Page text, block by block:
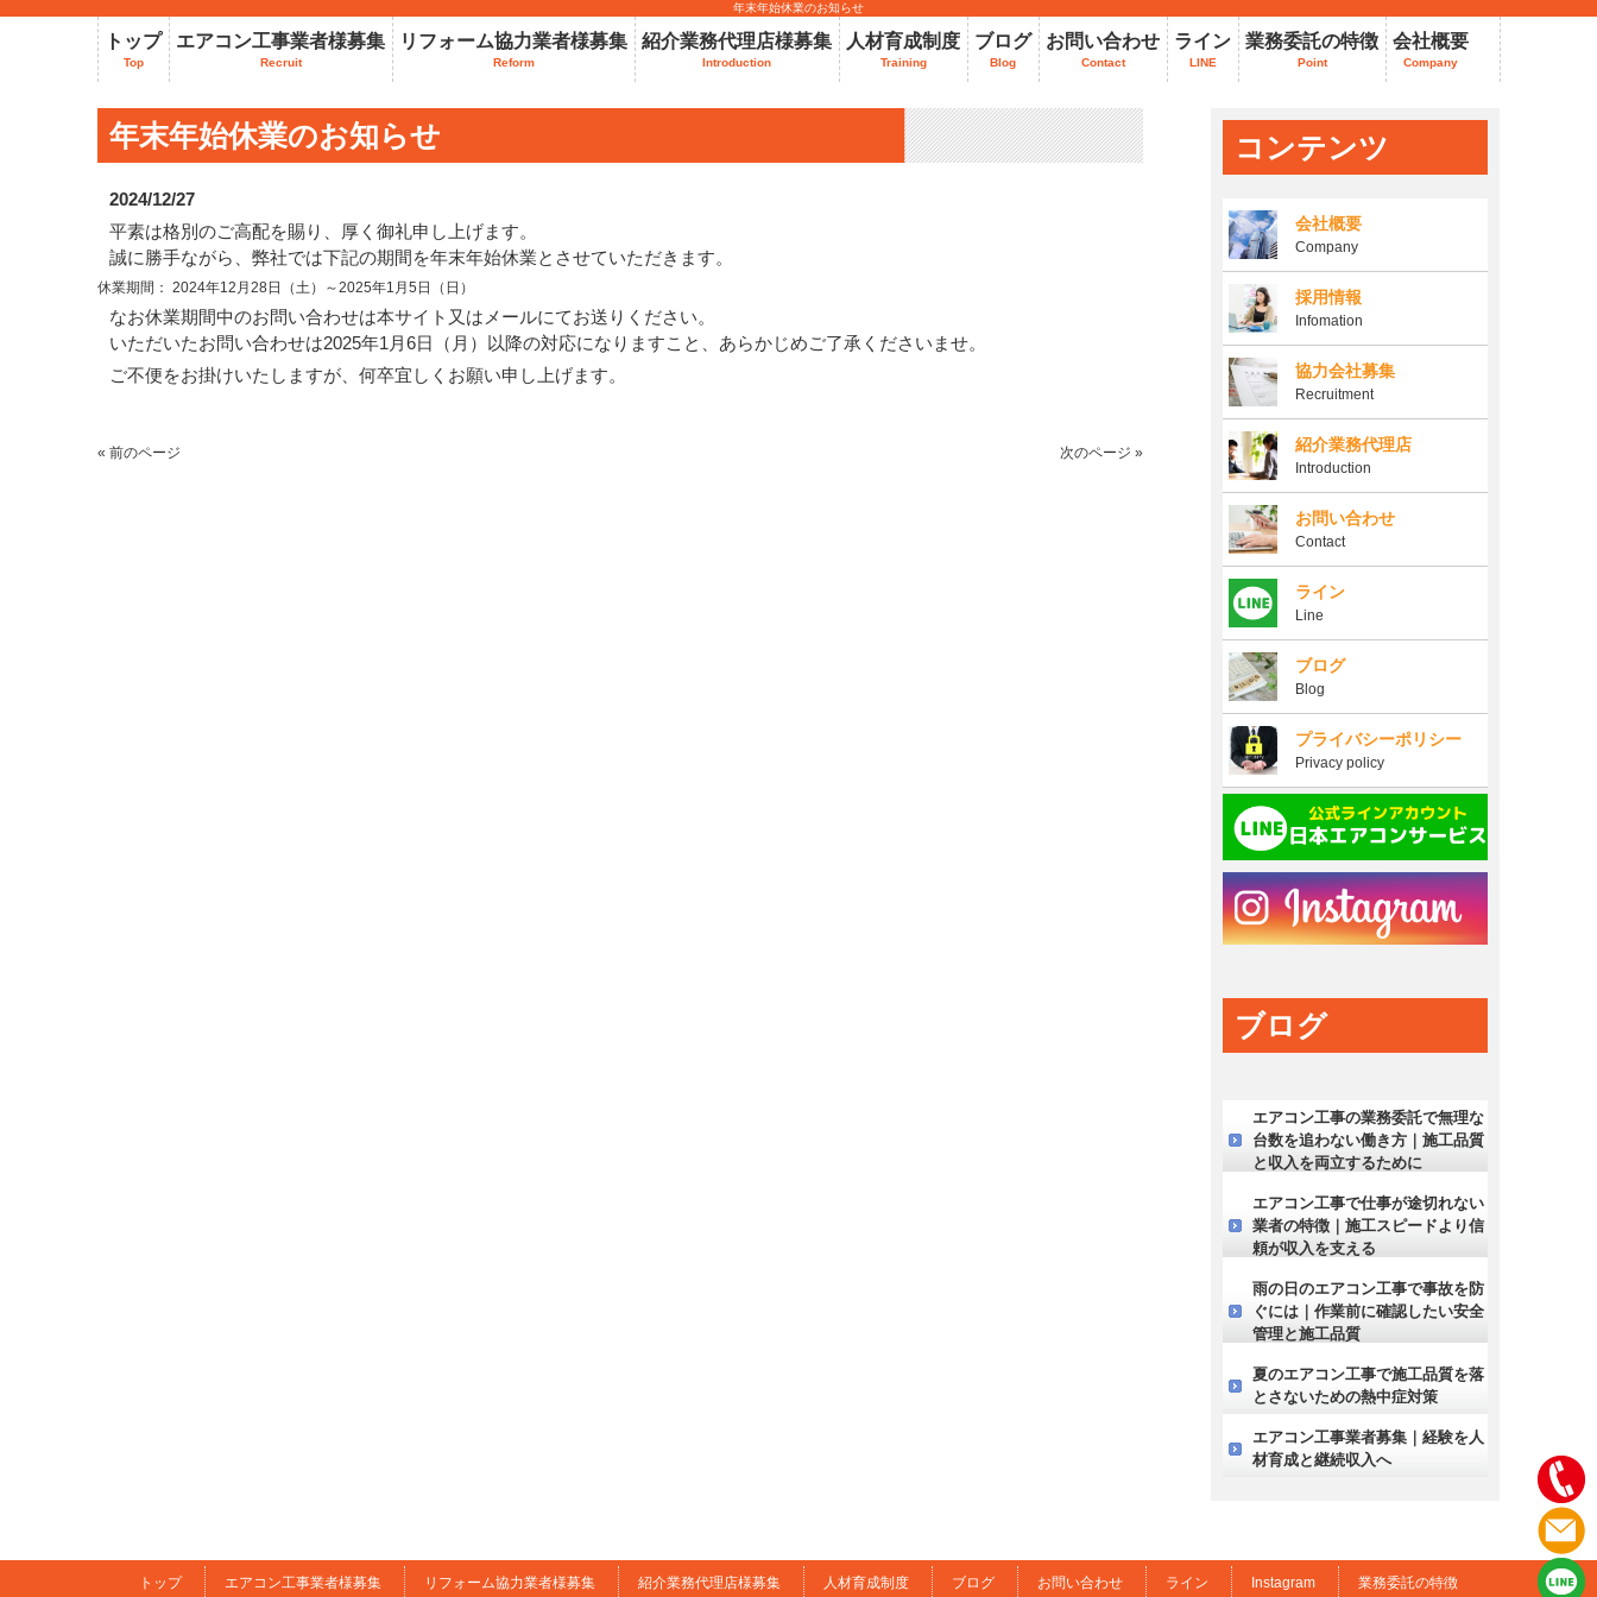
年末年始休業のお知らせ
トップ
Top
エアコン工事業者様募集
Recruit
リフォーム協力業者様募集
Reform
紹介業務代理店様募集
Introduction
人材育成制度
Training
ブログ
Blog
お問い合わせ
Contact
ライン
LINE
業務委託の特徴
Point
会社概要
Company
年末年始休業のお知らせ
2024/12/27
平素は格別のご高配を賜り、厚く御礼申し上げます。
誠に勝手ながら、弊社では下記の期間を年末年始休業とさせていただきます。
休業期間： 2024年12月28日（土）～2025年1月5日（日）
なお休業期間中のお問い合わせは本サイト又はメールにてお送りください。
いただいたお問い合わせは2025年1月6日（月）以降の対応になりますこと、あらかじめご了承くださいませ。
ご不便をお掛けいたしますが、何卒宜しくお願い申し上げます。
« 前のページ 次のページ »
コンテンツ
会社概要
Company
採用情報
Infomation
協力会社募集
Recruitment
紹介業務代理店
Introduction
お問い合わせ
Contact
ライン
Line
ブログ
Blog
プライバシーポリシー
Privacy policy
ブログ
エアコン工事の業務委託で無理な
台数を追わない働き方｜施工品質
と収入を両立するために
エアコン工事で仕事が途切れない
業者の特徴｜施工スピードより信
頼が収入を支える
雨の日のエアコン工事で事故を防
ぐには｜作業前に確認したい安全
管理と施工品質
夏のエアコン工事で施工品質を落
とさないための熱中症対策
エアコン工事業者募集｜経験を人
材育成と継続収入へ
トップ エアコン工事業者様募集 リフォーム協力業者様募集 紹介業務代理店様募集 人材育成制度 ブログ お問い合わせ ライン Instagram 業務委託の特徴